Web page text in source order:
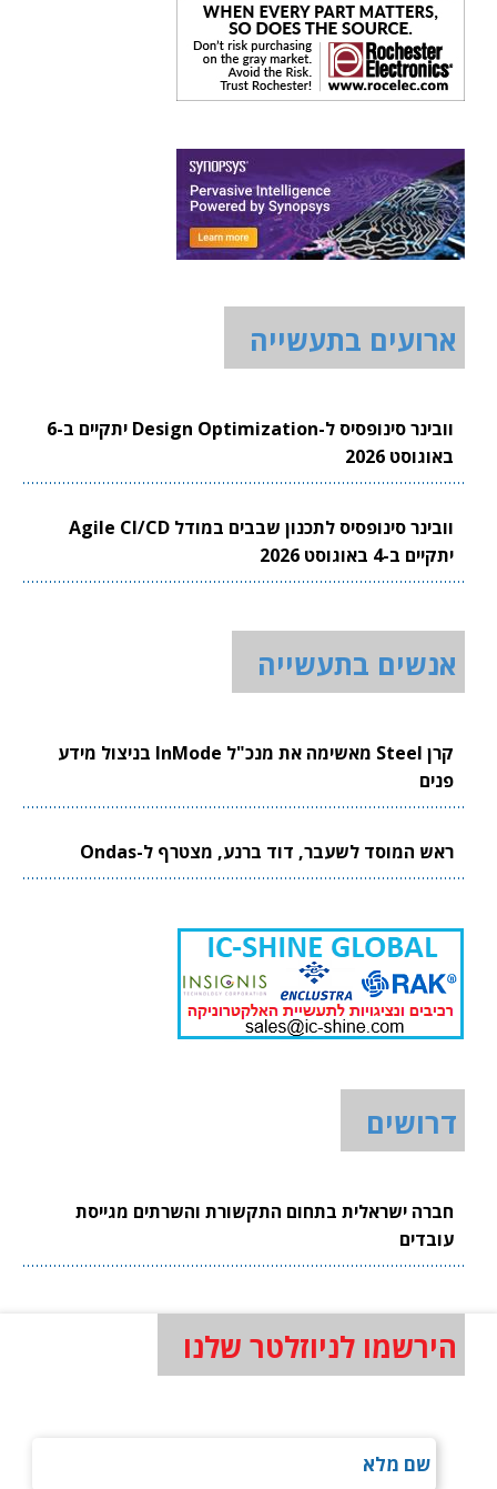
ארועים בתעשייה
וובינר סינופסיס ל-Design Optimization יתקיים ב-6
באוגוסט 2026
וובינר סינופסיס לתכנון שבבים במודל Agile CI/CD
יתקיים ב-4 באוגוסט 2026
אנשים בתעשייה
קרן Steel מאשימה את מנכ"ל InMode בניצול מידע
פנים
ראש המוסד לשעבר, דוד ברנע, מצטרף ל-Ondas
דרושים
חברה ישראלית בתחום התקשורת והשרתים מגייסת
עובדים
הירשמו לניוזלטר שלנו